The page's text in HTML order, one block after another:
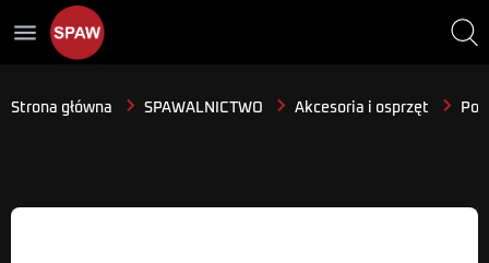
menu
Strona główna SPAWALNICTWO Akcesoria i osprzęt